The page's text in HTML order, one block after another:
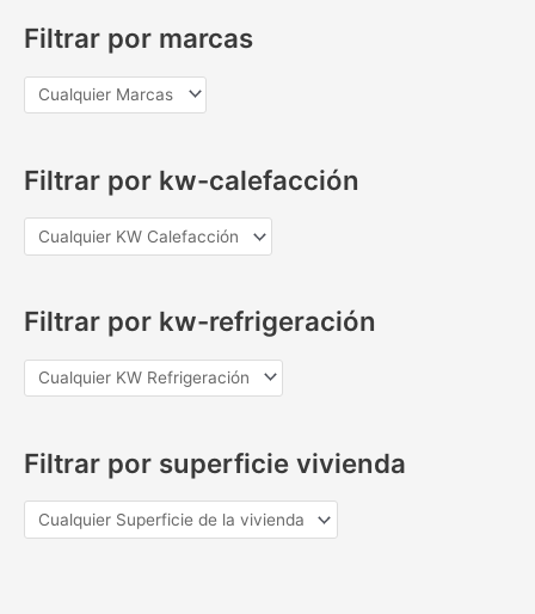
Filtrar por marcas
Filtrar por kw-calefacción
Filtrar por kw-refrigeración
Filtrar por superficie vivienda